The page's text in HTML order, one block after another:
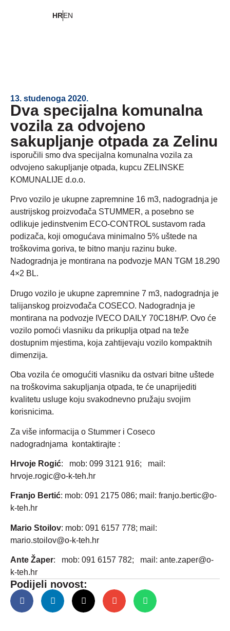
HREN
13. studenoga 2020.
Dva specijalna komunalna
vozila za odvojeno
sakupljanje otpada za Zelinu
isporučili smo dva specijalna komunalna vozila za
odvojeno sakupljanje otpada, kupcu ZELINSKE
KOMUNALIJE d.o.o.
Prvo vozilo je ukupne zapremnine 16 m3, nadogradnja je
austrijskog proizvođača STUMMER, a posebno se
odlikuje jedinstvenim ECO-CONTROL sustavom rada
podizača, koji omogućava minimalno 5% uštede na
troškovima goriva, te bitno manju razinu buke.
Nadogradnja je montirana na podvozje MAN TGM 18.290
4×2 BL.
Drugo vozilo je ukupne zapremnine 7 m3, nadogradnja je
talijanskog proizvođača COSECO. Nadogradnja je
montirana na podvozje IVECO DAILY 70C18H/P. Ovo će
vozilo pomoći vlasniku da prikuplja otpad na teže
dostupnim mjestima, koja zahtijevaju vozilo kompaktnih
dimenzija.
Oba vozila će omogućiti vlasniku da ostvari bitne uštede
na troškovima sakupljanja otpada, te će unaprijediti
kvalitetu usluge koju svakodnevno pružaju svojim
korisnicima.
Za više informacija o Stummer i Coseco
nadogradnjama kontaktirajte :
Hrvoje Rogić: mob: 099 3121 916; mail:
hrvoje.rogic@o-k-teh.hr
Franjo Bertić: mob: 091 2175 086; mail: franjo.bertic@o-
k-teh.hr
Mario Stoilov: mob: 091 6157 778; mail:
mario.stoilov@o-k-teh.hr
Ante Žaper: mob: 091 6157 782; mail: ante.zaper@o-
k-teh.hr
Podijeli novost: